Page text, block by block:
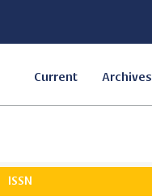
Current Archives
ISSN